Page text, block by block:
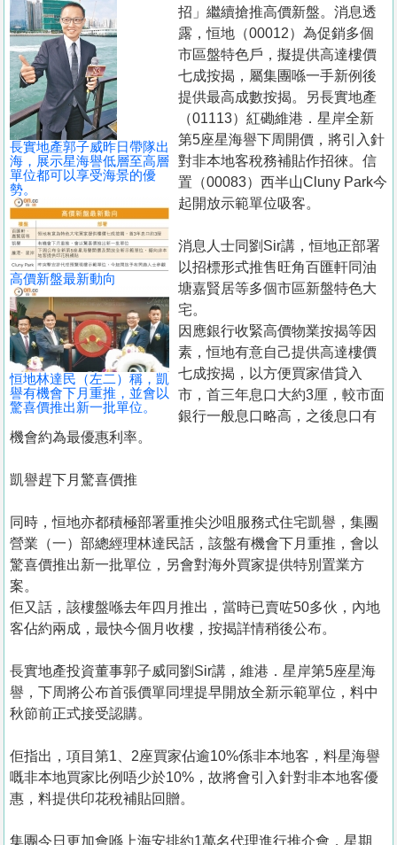
置
業
手
冊
關
於
我
們
長實地產郭子威昨日帶隊出
海，展示星海譽低層至高層
單位都可以享受海景的優
勢。
高價新盤最新動向
恒地林達民（左二）稱，凱
譽有機會下月重推，並會以
驚喜價推出新一批單位。
招」繼續搶推高價新盤。消息透
露，恒地（00012）為促銷多個
市區盤特色戶，擬提供高達樓價
七成按揭，屬集團喺一手新例後
提供最高成數按揭。另長實地產
（01113）紅磡維港．星岸全新
第5座星海譽下周開價，將引入針
對非本地客稅務補貼作招徠。信
置（00083）西半山Cluny Park今
起開放示範單位吸客。
消息人士同劉Sir講，恒地正部署
以招標形式推售旺角百匯軒同油
塘嘉賢居等多個市區新盤特色大
宅。
因應銀行收緊高價物業按揭等因
素，恒地有意自己提供高達樓價
七成按揭，以方便買家借貸入
市，首三年息口大約3厘，較市面
銀行一般息口略高，之後息口有
機會約為最優惠利率。
凱譽趕下月驚喜價推
同時，恒地亦都積極部署重推尖沙咀服務式住宅凱譽，集團
營業（一）部總經理林達民話，該盤有機會下月重推，會以
驚喜價推出新一批單位，另會對海外買家提供特別置業方
案。
佢又話，該樓盤喺去年四月推出，當時已賣咗50多伙，內地
客佔約兩成，最快今個月收樓，按揭詳情稍後公布。
長實地產投資董事郭子威同劉Sir講，維港．星岸第5座星海
譽，下周將公布首張價單同埋提早開放全新示範單位，料中
秋節前正式接受認購。
佢指出，項目第1、2座買家佔逾10%係非本地客，料星海譽
嘅非本地買家比例唔少於10%，故將會引入針對非本地客優
惠，料提供印花稅補貼回贈。
集團今日更加會喺上海安排約1萬名代理進行推介會，星期